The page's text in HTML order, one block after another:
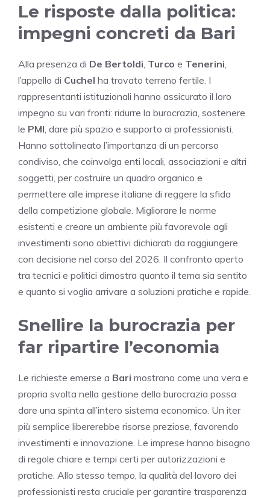
Le risposte dalla politica:
impegni concreti da Bari
Alla presenza di De Bertoldi Turco e Tenerini
l’appello di Cuchel ha trovato terreno fertile. I
rappresentanti istituzionali hanno assicurato il loro
impegno su vari fronti: ridurre la burocrazia, sostenere
le PMI , dare più spazio e supporto ai professionisti.
Hanno sottolineato l’importanza di un percorso
condiviso, che coinvolga enti locali, associazioni e altri
soggetti, per costruire un quadro organico e
permettere alle imprese italiane di reggere la sfida
della competizione globale. Migliorare le norme
esistenti e creare un ambiente più favorevole agli
investimenti sono obiettivi dichiarati da raggiungere
con decisione nel corso del 2026. Il confronto aperto
tra tecnici e politici dimostra quanto il tema sia sentito
e quanto si voglia arrivare a soluzioni pratiche e rapide.
Snellire la burocrazia per
far ripartire l’economia
Le richieste emerse a Bari mostrano come una vera e
propria svolta nella gestione della burocrazia possa
dare una spinta all’intero sistema economico. Un iter
più semplice libererebbe risorse preziose, favorendo
investimenti e innovazione. Le imprese hanno bisogno
di regole chiare e tempi certi per autorizzazioni e
pratiche. Allo stesso tempo, la qualità del lavoro dei
professionisti resta cruciale per garantire trasparenza